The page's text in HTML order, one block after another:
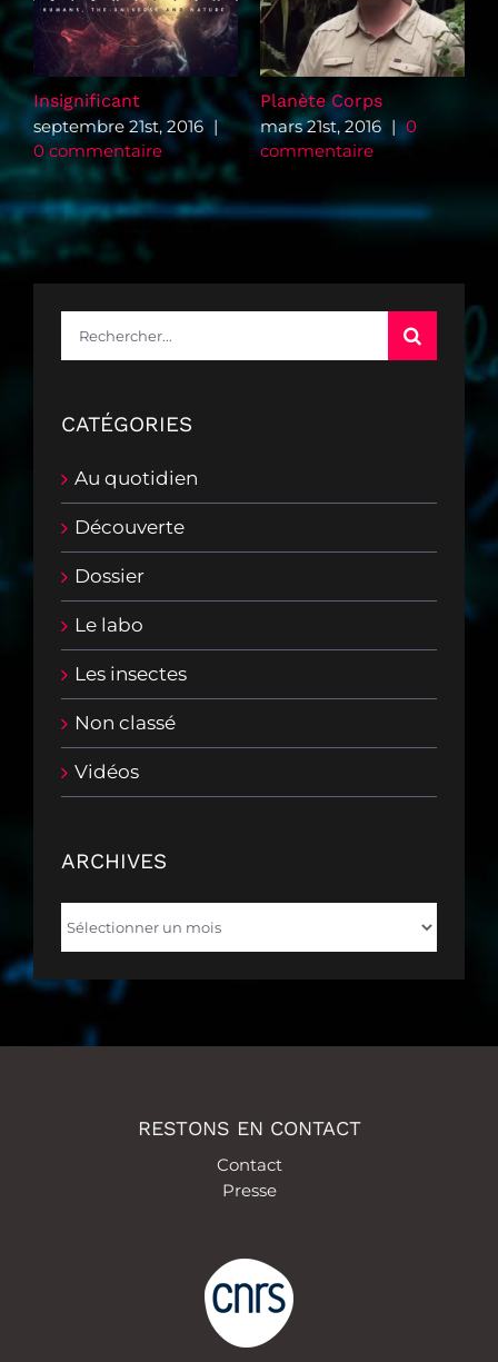
Insignificant
septembre 21st, 2016 |
0 commentaire
Planète Corps
mars 21st, 2016 | 0
commentaire
CATÉGORIES
Au quotidien
Découverte
Dossier
Le labo
Les insectes
Non classé
Vidéos
ARCHIVES
RESTONS EN CONTACT
Contact
Presse